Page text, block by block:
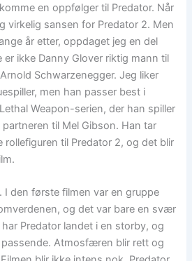
en oppfølger til Predator. Når
virkelig sansen for Predator 2. Men
år etter, oppdaget jeg en del
er ikke Danny Glover riktig mann til
Schwarzenegger. Jeg liker
men han passer best i
Weapon-serien, der han spiller
til Mel Gibson. Han tar
rollefiguren til Predator 2, og det blir
I den første filmen var en gruppe
og det var bare en svær
Predator landet i en storby, og
Atmosfæren blir rett og